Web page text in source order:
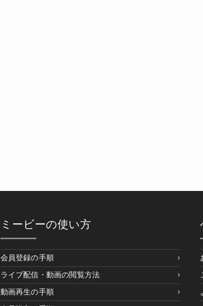
ミービーの使い方
会員登録の手順
ライブ配信・動画の閲覧方法
動画再生の手順